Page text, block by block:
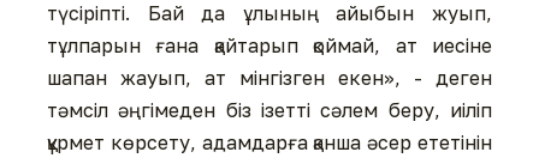
түсіріпті. Бай да ұлының айыбын жуып,
тұлпарын ғана қайтарып қоймай, ат иесіне
шапан жауып, ат мінгізген екен», - деген
тәмсіл әңгімеден біз ізетті сәлем беру, иіліп
құрмет көрсету, адамдарға қанша әсер ететінін